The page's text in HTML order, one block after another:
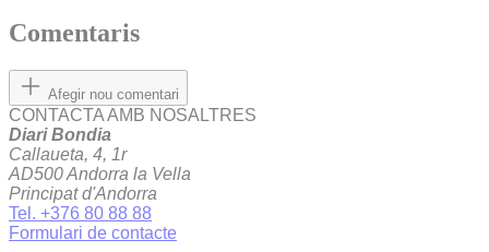
Comentaris
Afegir nou comentari
CONTACTA AMB NOSALTRES
Diari Bondia
Callaueta, 4, 1r
AD500 Andorra la Vella
Principat d'Andorra
Tel. +376 80 88 88
Formulari de contacte